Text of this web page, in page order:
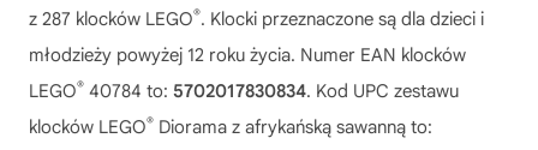
z 287 klocków LEGO®. Klocki przeznaczone są dla dzieci i
młodzieży powyżej 12 roku życia. Numer EAN klocków
LEGO® 40784 to: 5702017830834. Kod UPC zestawu
klocków LEGO® Diorama z afrykańską sawanną to: